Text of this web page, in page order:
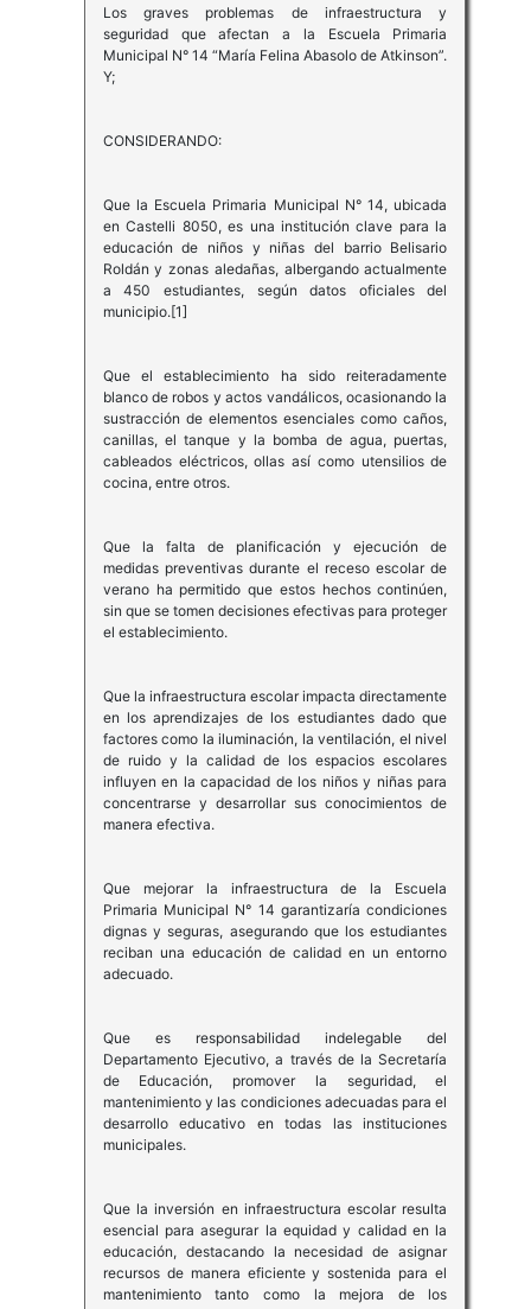
Los graves problemas de infraestructura y
seguridad que afectan a la Escuela Primaria
Municipal N° 14 “María Felina Abasolo de Atkinson”.
Y;
CONSIDERANDO:
Que la Escuela Primaria Municipal N° 14, ubicada
en Castelli 8050, es una institución clave para la
educación de niños y niñas del barrio Belisario
Roldán y zonas aledañas, albergando actualmente
a 450 estudiantes, según datos oficiales del
municipio.[1]
Que el establecimiento ha sido reiteradamente
blanco de robos y actos vandálicos, ocasionando la
sustracción de elementos esenciales como caños,
canillas, el tanque y la bomba de agua, puertas,
cableados eléctricos, ollas así como utensilios de
cocina, entre otros.
Que la falta de planificación y ejecución de
medidas preventivas durante el receso escolar de
verano ha permitido que estos hechos continúen,
sin que se tomen decisiones efectivas para proteger
el establecimiento.
Que la infraestructura escolar impacta directamente
en los aprendizajes de los estudiantes dado que
factores como la iluminación, la ventilación, el nivel
de ruido y la calidad de los espacios escolares
influyen en la capacidad de los niños y niñas para
concentrarse y desarrollar sus conocimientos de
manera efectiva.
Que mejorar la infraestructura de la Escuela
Primaria Municipal N° 14 garantizaría condiciones
dignas y seguras, asegurando que los estudiantes
reciban una educación de calidad en un entorno
adecuado.
Que es responsabilidad indelegable del
Departamento Ejecutivo, a través de la Secretaría
de Educación, promover la seguridad, el
mantenimiento y las condiciones adecuadas para el
desarrollo educativo en todas las instituciones
municipales.
Que la inversión en infraestructura escolar resulta
esencial para asegurar la equidad y calidad en la
educación, destacando la necesidad de asignar
recursos de manera eficiente y sostenida para el
mantenimiento tanto como la mejora de los